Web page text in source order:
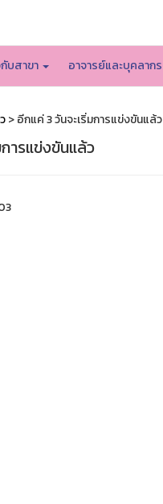
บสาขา อาจารย์และบุคลากร
> อีกแค่ 3 วันจะเริ่มการแข่งขันแล้ว
ารแข่งขันแล้ว